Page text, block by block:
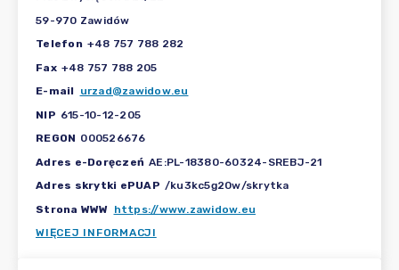
59-970 Zawidów
Telefon +48 757 788 282
Fax +48 757 788 205
E-mail
urzad@zawidow.eu
NIP 615-10-12-205
REGON 000526676
Adres e-Doręczeń AE:PL-18380-60324-SREBJ-21
Adres skrytki ePUAP /ku3kc5g20w/skrytka
Strona WWW https://www.zawidow.eu
WIĘCEJ INFORMACJI